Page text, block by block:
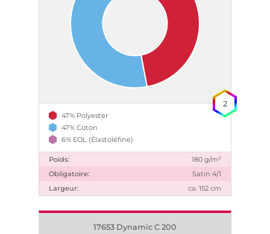
47% Polyester
47% Coton
6% EOL (Élastoléfine)
Poids:
180 g/m²
Obligatoire:
Satin 4/1
Largeur:
ca. 152 cm
2
17653 Dynamic C 200